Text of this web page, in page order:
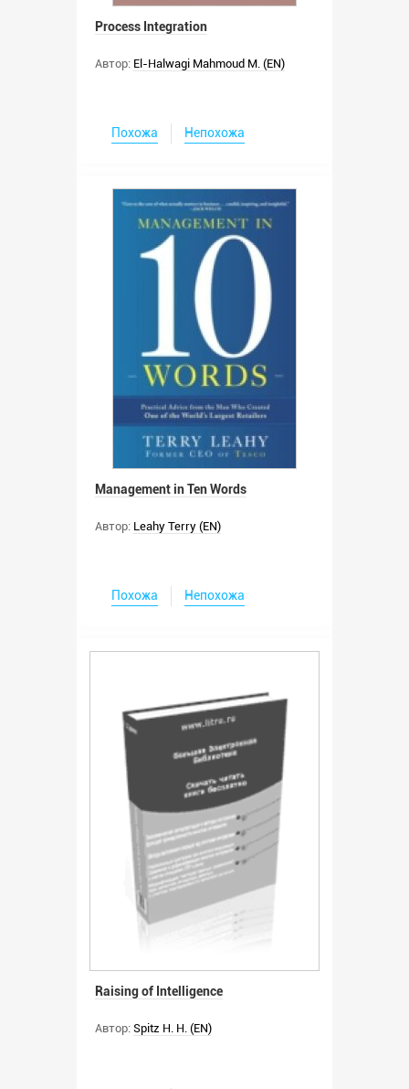
Process Integration
Автор: El-Halwagi Mahmoud M. (EN)
Похожа Непохожа
Management in Ten Words
Автор: Leahy Terry (EN)
Похожа Непохожа
Raising of Intelligence
Автор: Spitz H. H. (EN)